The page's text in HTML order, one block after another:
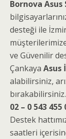
Bornova Asus
desteği ile
ve Güvenilir
Çankaya Asus
alabilirsiniz,
02 – 0 543
Destek
saatleri